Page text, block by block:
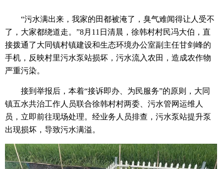
“污水满出来，我家的田都被淹了，臭气难闻得让人受不
了，大家都绕道走。”8月11日清晨，徐韩村村民冯大伯，直
接拨通了大同镇村镇建设和生态环境办公室副主任甘剑峰的
手机，反映村里污水泵站损坏，污水流入农田，造成农作物
严重污染。
接到举报后，本着“接诉即办、为民服务”的原则，大同
镇五水共治工作人员联合徐韩村村两委、污水管网运维人
员，立即前往现场处理。经业务人员排查，污水泵站提升泵
出现损坏，导致污水满溢。